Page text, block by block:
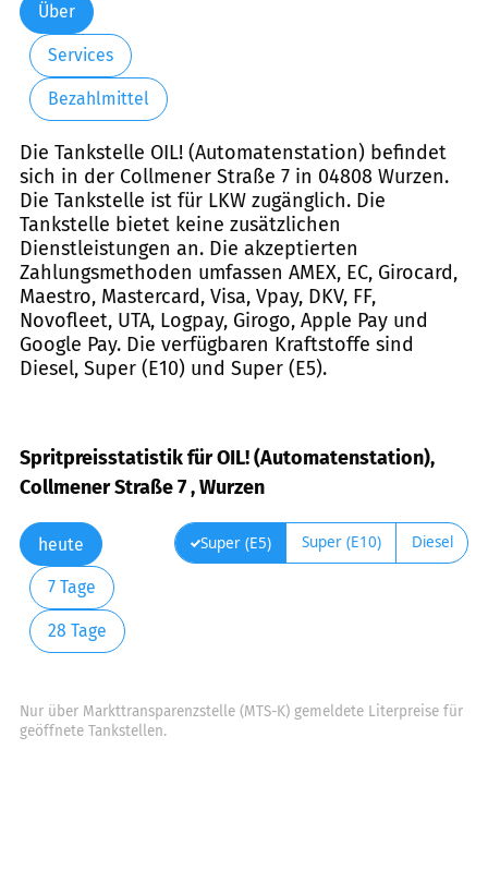
Über
Services
Bezahlmittel
Die Tankstelle OIL! (Automatenstation) befindet
sich in der Collmener Straße 7 in 04808 Wurzen.
Die Tankstelle ist für LKW zugänglich. Die
Tankstelle bietet keine zusätzlichen
Dienstleistungen an. Die akzeptierten
Zahlungsmethoden umfassen AMEX, EC, Girocard,
Maestro, Mastercard, Visa, Vpay, DKV, FF,
Novofleet, UTA, Logpay, Girogo, Apple Pay und
Google Pay. Die verfügbaren Kraftstoffe sind
Diesel, Super (E10) und Super (E5).
Spritpreisstatistik für OIL! (Automatenstation),
Collmener Straße 7 , Wurzen
heute
7 Tage
28 Tage
Super (E5) Super (E10) Diesel
Nur über Markttransparenzstelle (MTS-K) gemeldete Literpreise für
geöffnete Tankstellen.